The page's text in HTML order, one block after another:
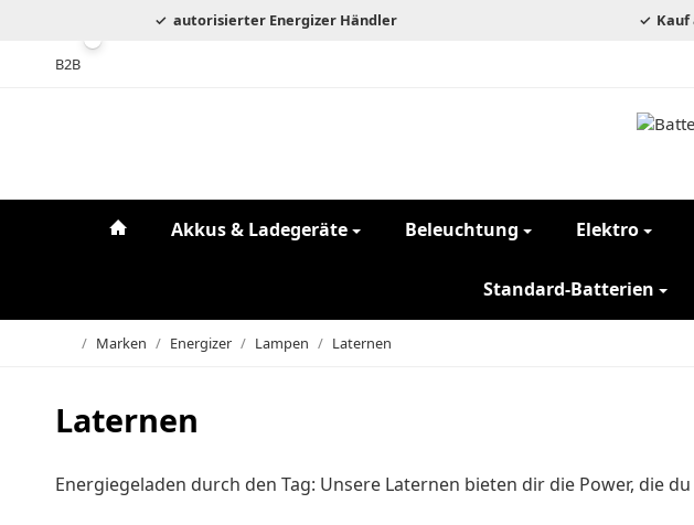
autorisierter Energizer Händler Kauf
B2B
#custom.linkHome#
Akkus & Ladegeräte Beleuchtung Elektro
Standard-Batterien
/ Marken / Energizer / Lampen / Laternen
Laternen
Energiegeladen durch den Tag: Unsere Laternen bieten dir die Power, die